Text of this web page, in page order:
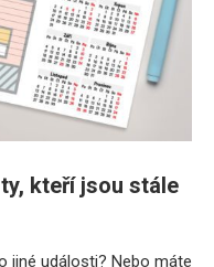
kteří jsou stále
jiné události? Nebo máte